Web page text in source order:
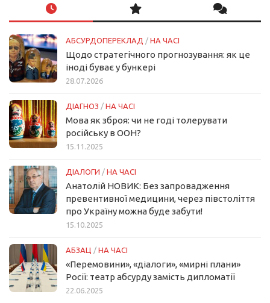
АБСУРДОПЕРЕКЛАД / НА ЧАСІ
Щодо стратегічного прогнозування: як це
іноді буває у бункері
28.07.2026
ДІАГНОЗ / НА ЧАСІ
Мова як зброя: чи не годі толерувати
російську в ООН?
15.11.2025
ДІАЛОГИ / НА ЧАСІ
Анатолій НОВИК: Без запровадження
превентивної медицини, через півстоліття
про Україну можна буде забути!
15.10.2025
АБЗАЦ / НА ЧАСІ
«Перемовини», «діалоги», «мирні плани»
Росії: театр абсурду замість дипломатії
22.06.2025